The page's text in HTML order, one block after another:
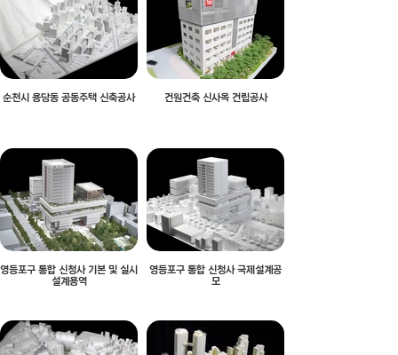
순천시 용당동 공동주택 신축공사 건원건축 신사옥 건립공사
영등포구 통합 신청사 기본 및 실시
설계용역
영등포구 통합 신청사 국제설계공
모